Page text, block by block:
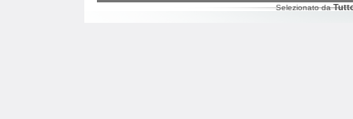
Selezionato da